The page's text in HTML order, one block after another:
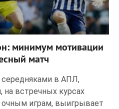
минимум мотивации
матч
в АПЛ,
встречных курсах
играм, выигрывает